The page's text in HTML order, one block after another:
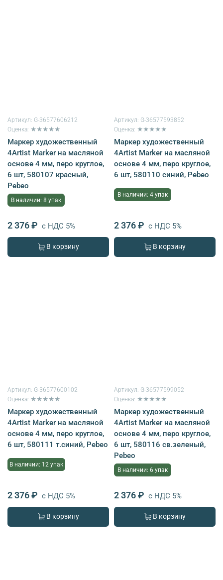
Артикул: G-36577606212
Оценка: ★★★★★
Маркер художественный
4Artist Marker на масляной
основе 4 мм, перо круглое,
6 шт, 580107 красный,
Pebeo
В наличии: 8 упак
2 376 ₽ с НДС 5%
В корзину
Артикул: G-36577593852
Оценка: ★★★★★
Маркер художественный
4Artist Marker на масляной
основе 4 мм, перо круглое,
6 шт, 580110 синий, Pebeo
В наличии: 4 упак
2 376 ₽ с НДС 5%
В корзину
Артикул: G-36577600102
Оценка: ★★★★★
Маркер художественный
4Artist Marker на масляной
основе 4 мм, перо круглое,
6 шт, 580111 т.синий, Pebeo
В наличии: 12 упак
2 376 ₽ с НДС 5%
В корзину
Артикул: G-36577599052
Оценка: ★★★★★
Маркер художественный
4Artist Marker на масляной
основе 4 мм, перо круглое,
6 шт, 580116 св.зеленый,
Pebeo
В наличии: 6 упак
2 376 ₽ с НДС 5%
В корзину